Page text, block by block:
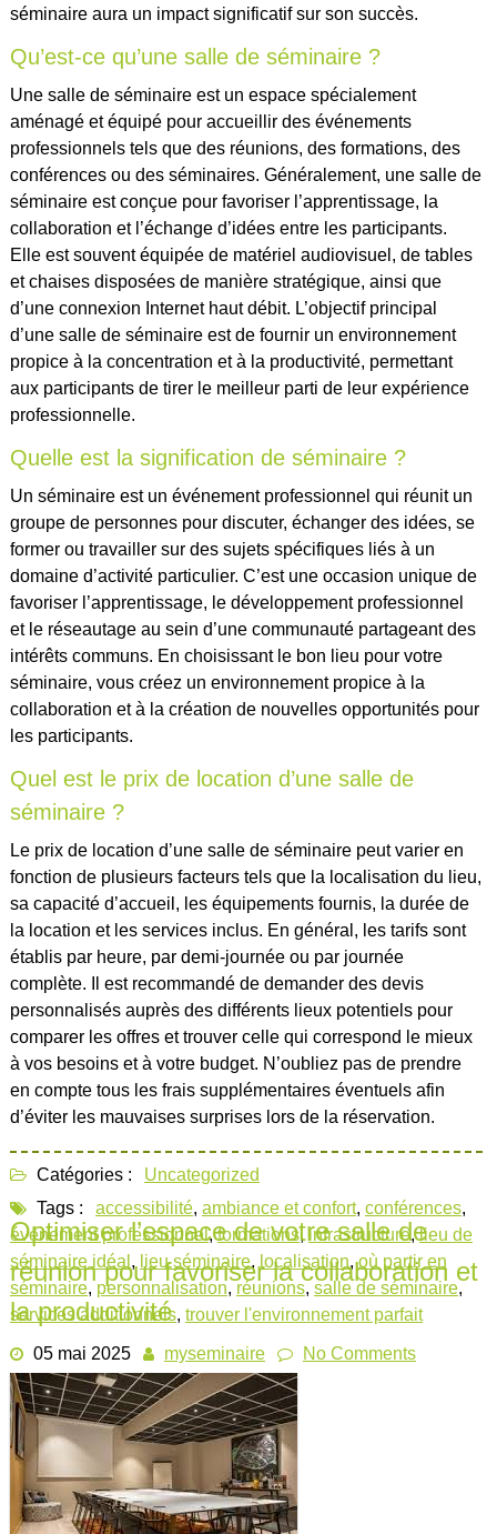
séminaire aura un impact significatif sur son succès.
Qu’est-ce qu’une salle de séminaire ?
Une salle de séminaire est un espace spécialement
aménagé et équipé pour accueillir des événements
professionnels tels que des réunions, des formations, des
conférences ou des séminaires. Généralement, une salle de
séminaire est conçue pour favoriser l’apprentissage, la
collaboration et l’échange d’idées entre les participants.
Elle est souvent équipée de matériel audiovisuel, de tables
et chaises disposées de manière stratégique, ainsi que
d’une connexion Internet haut débit. L’objectif principal
d’une salle de séminaire est de fournir un environnement
propice à la concentration et à la productivité, permettant
aux participants de tirer le meilleur parti de leur expérience
professionnelle.
Quelle est la signification de séminaire ?
Un séminaire est un événement professionnel qui réunit un
groupe de personnes pour discuter, échanger des idées, se
former ou travailler sur des sujets spécifiques liés à un
domaine d’activité particulier. C’est une occasion unique de
favoriser l’apprentissage, le développement professionnel
et le réseautage au sein d’une communauté partageant des
intérêts communs. En choisissant le bon lieu pour votre
séminaire, vous créez un environnement propice à la
collaboration et à la création de nouvelles opportunités pour
les participants.
Quel est le prix de location d’une salle de
séminaire ?
Le prix de location d’une salle de séminaire peut varier en
fonction de plusieurs facteurs tels que la localisation du lieu,
sa capacité d’accueil, les équipements fournis, la durée de
la location et les services inclus. En général, les tarifs sont
établis par heure, par demi-journée ou par journée
complète. Il est recommandé de demander des devis
personnalisés auprès des différents lieux potentiels pour
comparer les offres et trouver celle qui correspond le mieux
à vos besoins et à votre budget. N’oubliez pas de prendre
en compte tous les frais supplémentaires éventuels afin
d’éviter les mauvaises surprises lors de la réservation.
Catégories :
Uncategorized
Tags :
accessibilité, ambiance et confort, conférences,
événement professionnel,formations, infrastructure,lieu de
séminaire idéal , lieu séminaire, localisation,où partir en
séminaire, personnalisation, réunions, salle de séminaire,
services additionnels, trouver l'environnement parfait
Optimiser l’espace de votre salle de
réunion pour favoriser la collaboration et
la productivité
05 mai 2025 myseminaire No Comments